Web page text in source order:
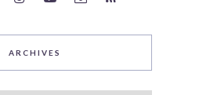
ARCHIVES